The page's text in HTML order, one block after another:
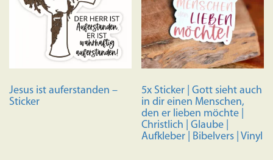
Jesus ist auferstanden –
Sticker
5x Sticker | Gott sieht auch
in dir einen Menschen,
den er lieben möchte |
Christlich | Glaube |
Aufkleber | Bibelvers | Vinyl